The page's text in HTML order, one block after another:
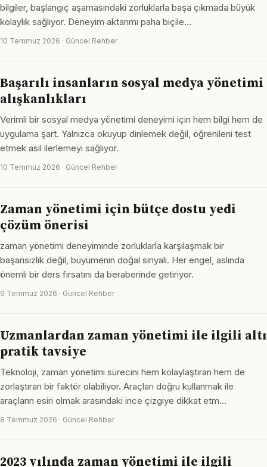
bilgiler, başlangıç aşamasındaki zorluklarla başa çıkmada büyük
kolaylık sağlıyor. Deneyim aktarımı paha biçile…
10 Temmuz 2026 · Güncel Rehber
Başarılı insanların sosyal medya yönetimi
alışkanlıkları
Verimli bir sosyal medya yönetimi deneyimi için hem bilgi hem de
uygulama şart. Yalnızca okuyup dinlemek değil, öğrenileni test
etmek asıl ilerlemeyi sağlıyor.
10 Temmuz 2026 · Güncel Rehber
Zaman yönetimi için bütçe dostu yedi
çözüm önerisi
zaman yönetimi deneyiminde zorluklarla karşılaşmak bir
başarısızlık değil, büyümenin doğal sinyali. Her engel, aslında
önemli bir ders fırsatını da beraberinde getiriyor.
9 Temmuz 2026 · Güncel Rehber
Uzmanlardan zaman yönetimi ile ilgili altı
pratik tavsiye
Teknoloji, zaman yönetimi sürecini hem kolaylaştıran hem de
zorlaştıran bir faktör olabiliyor. Araçları doğru kullanmak ile
araçların esiri olmak arasındaki ince çizgiye dikkat etm…
8 Temmuz 2026 · Güncel Rehber
2023 yılında zaman yönetimi ile ilgili